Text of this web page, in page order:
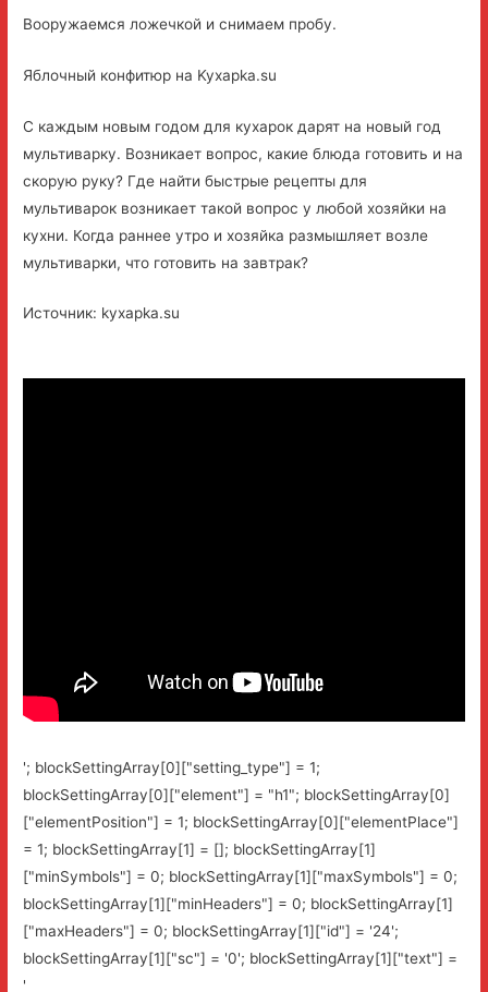
Вооружаемся ложечкой и снимаем пробу.
Яблочный конфитюр на Kyxapka.su
С каждым новым годом для кухарок дарят на новый год
мультиварку. Возникает вопрос, какие блюда готовить и на
скорую руку? Где найти быстрые рецепты для
мультиварок возникает такой вопрос у любой хозяйки на
кухни. Когда раннее утро и хозяйка размышляет возле
мультиварки, что готовить на завтрак?
Источник: kyxapka.su
'; blockSettingArray[0]["setting_type"] = 1;
blockSettingArray[0]["element"] = "h1"; blockSettingArray[0]
["elementPosition"] = 1; blockSettingArray[0]["elementPlace"]
= 1; blockSettingArray[1] = []; blockSettingArray[1]
["minSymbols"] = 0; blockSettingArray[1]["maxSymbols"] = 0;
blockSettingArray[1]["minHeaders"] = 0; blockSettingArray[1]
["maxHeaders"] = 0; blockSettingArray[1]["id"] = '24';
blockSettingArray[1]["sc"] = '0'; blockSettingArray[1]["text"] =
'